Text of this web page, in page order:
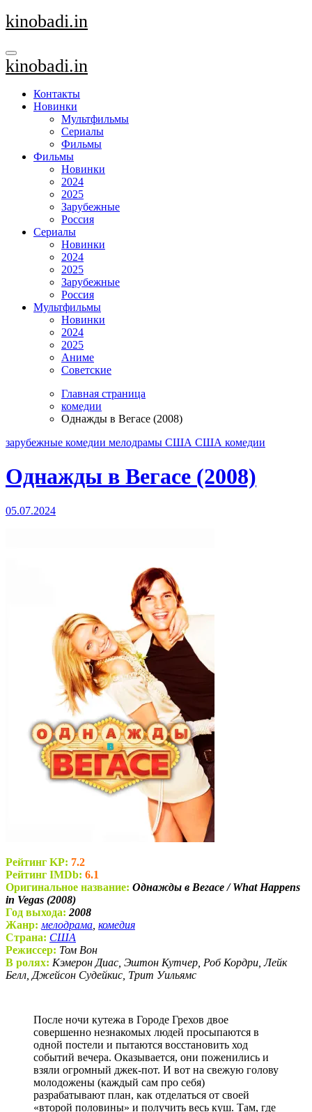
Перейти
к
kinobadi.in
kinobadi.in
Контакты
Новинки
Мультфильмы
Сериалы
Фильмы
Фильмы
Новинки
2024
2025
Зарубежные
Россия
Сериалы
Новинки
2024
2025
Зарубежные
Россия
Мультфильмы
Новинки
2024
2025
Аниме
Советские
Главная страница
комедии
Однажды в Вегасе (2008)
зарубежные комедии мелодрамы США США комедии
Однажды в Вегасе (2008)
05.07.2024
Рейтинг KP: 7.2
Рейтинг IMDb: 6.1
Оригинальное название: Однажды в Вегасе / What Happens
in Vegas (2008)
Год выхода: 2008
Жанр: мелодрама комедия
Страна: США
Режиссер: Том Вон
В ролях: Кэмерон Диас, Эштон Кутчер, Роб Кордри, Лейк
Белл, Джейсон Судейкис, Трит Уильямс
После ночи кутежа в Городе Грехов двое
совершенно незнакомых людей просыпаются в
одной постели и пытаются восстановить ход
событий вечера. Оказывается, они поженились и
взяли огромный джек-пот. И вот на свежую голову
молодожены (каждый сам про себя)
разрабатывают план, как отделаться от своей
«второй половины» и получить весь куш. Там, где